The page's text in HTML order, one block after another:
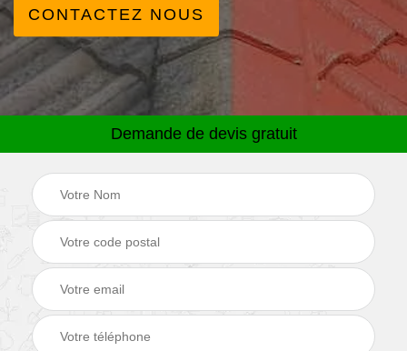
CONTACTEZ NOUS
Demande de devis gratuit